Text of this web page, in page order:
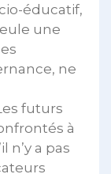
éducatif,
une
ne
futurs
à
n’y a pas